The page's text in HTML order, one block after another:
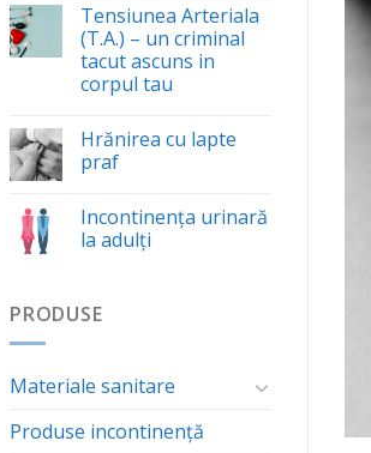
Tensiunea Arteriala
(T.A.) – un criminal
tacut ascuns in
corpul tau
Hrănirea cu lapte
praf
Incontinența urinară
la adulți
PRODUSE
Materiale sanitare
Produse incontinență